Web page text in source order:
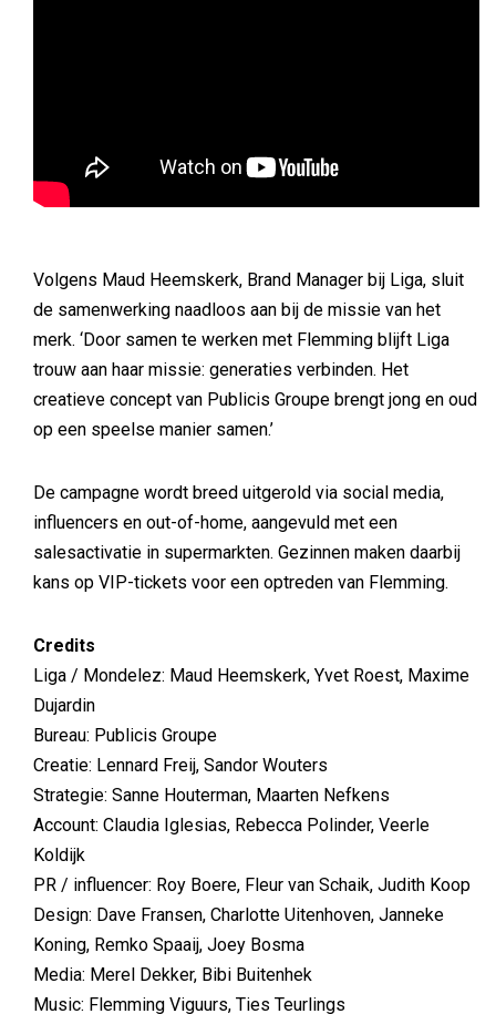
Volgens Maud Heemskerk, Brand Manager bij Liga, sluit
de samenwerking naadloos aan bij de missie van het
merk. ‘Door samen te werken met Flemming blijft Liga
trouw aan haar missie: generaties verbinden. Het
creatieve concept van Publicis Groupe brengt jong en oud
op een speelse manier samen.’
De campagne wordt breed uitgerold via social media,
influencers en out-of-home, aangevuld met een
salesactivatie in supermarkten. Gezinnen maken daarbij
kans op VIP-tickets voor een optreden van Flemming.
Credits
Liga / Mondelez: Maud Heemskerk, Yvet Roest, Maxime
Dujardin
Bureau: Publicis Groupe
Creatie: Lennard Freij, Sandor Wouters
Strategie: Sanne Houterman, Maarten Nefkens
Account: Claudia Iglesias, Rebecca Polinder, Veerle
Koldijk
PR / influencer: Roy Boere, Fleur van Schaik, Judith Koop
Design: Dave Fransen, Charlotte Uitenhoven, Janneke
Koning, Remko Spaaij, Joey Bosma
Media: Merel Dekker, Bibi Buitenhek
Music: Flemming Viguurs, Ties Teurlings